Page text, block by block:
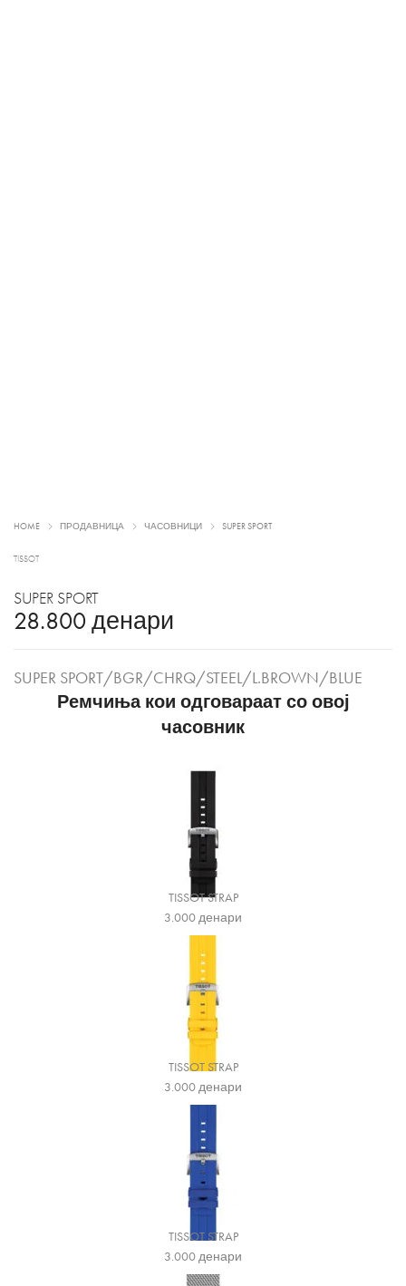
HOME ПРОДАВНИЦА ЧАСОВНИЦИ SUPER SPORT
TISSOT
SUPER SPORT
28.800 денари
SUPER SPORT/BGR/CHRQ/STEEL/L.BROWN/BLUE
Ремчиња кои одговараат со овој
часовник
TISSOT STRAP
3.000денари
TISSOT STRAP
3.000денари
TISSOT STRAP
3.000денари